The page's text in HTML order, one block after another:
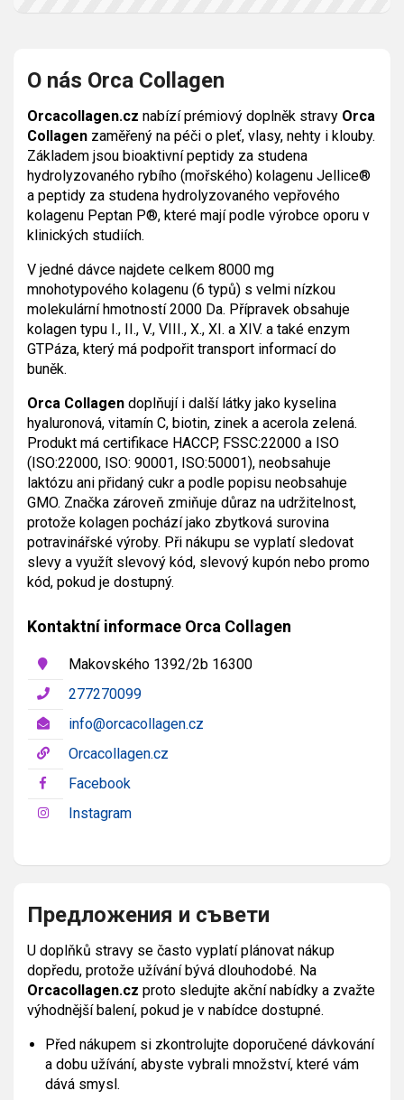
O nás Orca Collagen
Orcacollagen.cz nabízí prémiový doplněk stravy Orca
Collagen zaměřený na péči o pleť, vlasy, nehty i klouby.
Základem jsou bioaktivní peptidy za studena
hydrolyzovaného rybího (mořského) kolagenu Jellice®
a peptidy za studena hydrolyzovaného vepřového
kolagenu Peptan P®, které mají podle výrobce oporu v
klinických studiích.
V jedné dávce najdete celkem 8000 mg
mnohotypového kolagenu (6 typů) s velmi nízkou
molekulární hmotností 2000 Da. Přípravek obsahuje
kolagen typu I., II., V., VIII., X., XI. a XIV. a také enzym
GTPáza, který má podpořit transport informací do
buněk.
Orca Collagen doplňují i další látky jako kyselina
hyaluronová, vitamín C, biotin, zinek a acerola zelená.
Produkt má certifikace HACCP, FSSC:22000 a ISO
(ISO:22000, ISO: 90001, ISO:50001), neobsahuje
laktózu ani přidaný cukr a podle popisu neobsahuje
GMO. Značka zároveň zmiňuje důraz na udržitelnost,
protože kolagen pochází jako zbytková surovina
potravinářské výroby. Při nákupu se vyplatí sledovat
slevy a využít slevový kód, slevový kupón nebo promo
kód, pokud je dostupný.
Kontaktní informace Orca Collagen
Makovského 1392/2b 16300
277270099
info@orcacollagen.cz
Orcacollagen.cz
Facebook
Instagram
Предложения и съвети
U doplňků stravy se často vyplatí plánovat nákup
dopředu, protože užívání bývá dlouhodobé. Na
Orcacollagen.cz proto sledujte akční nabídky a zvažte
výhodnější balení, pokud je v nabídce dostupné.
Před nákupem si zkontrolujte doporučené dávkování
a dobu užívání, abyste vybrali množství, které vám
dává smysl.